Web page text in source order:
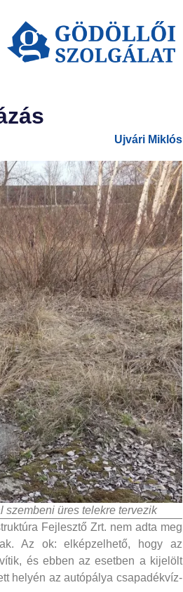
Ujvári Miklós
szembeni üres telekre tervezik
Fejlesztő Zrt. nem adta meg
Az ok: elképzelhető, hogy az
és ebben az esetben a kijelölt
helyén az autópálya csapadékvíz-